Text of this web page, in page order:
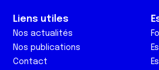
Liens utiles
Nos actualités
Nos publications
Contact